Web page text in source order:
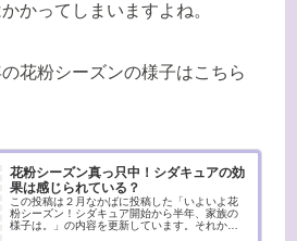
かってしまいますよね。
花粉シーズンの様子はこちら
花粉シーズン真っ只中！シダキュアの効
果は感じられている？
この投稿は２月なかばに投稿した「いよいよ花
粉シーズン！シダキュア開始から半年、家族の
様子は。」の内容を更新しています。それから